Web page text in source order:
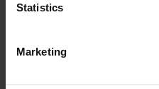
Statistics
Marketing
Lorem
simply